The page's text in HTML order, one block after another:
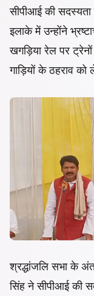
सीपीआई की
इलाके में उन्होंने
खगड़िया रेल पर
गाड़ियों के ठहराव को
श्रद्धांजलि सभा के
सिंह ने सीपीआई की